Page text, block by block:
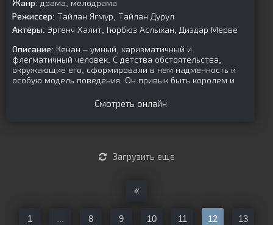
Жанр: драма, мелодрама
Режиссер: Тайлан Ягмур, Тайлан Дурул
Актёры: Эргенч Халит, Гюрбюз Аслыхан, Диздар Мерве
Описание: Кенан – умный, харизматичный и
флегматичный человек. С детства обстоятельства,
окружающие его, сформировали в нем надменность и
особую модель поведения. Он привык быть королем и
Смотреть онлайн
Загрузить еще
1 ... 8 9 10 11 12 13